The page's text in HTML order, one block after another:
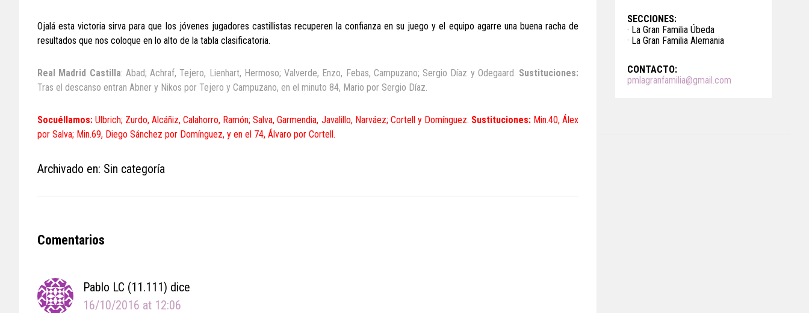
Ojalá esta victoria sirva para que los jóvenes jugadores castillistas recuperen la confianza en su juego y el equipo agarre una buena racha de
resultados que nos coloque en lo alto de la tabla clasificatoria.
Real Madrid Castilla: Abad; Achraf, Tejero, Lienhart, Hermoso; Valverde, Enzo, Febas, Campuzano; Sergio Díaz y Odegaard. Sustituciones:
Tras el descanso entran Abner y Nikos por Tejero y Campuzano, en el minuto 84, Mario por Sergio Díaz.
Socuéllamos: Ulbrich; Zurdo, Alcáñiz, Calahorro, Ramón; Salva, Garmendia, Javalillo, Narváez; Cortell y Domínguez. Sustituciones:Min.40, Álex
por Salva; Min.69, Diego Sánchez por Domínguez, y en el 74, Álvaro por Cortell.
Archivado en: Sin categoría
Reader
Comentarios
Pablo LC (11.111) dice
16/10/2016 at 12:06
SECCIONES:
· La Gran Familia Úbeda
· La Gran Familia Alemania
CONTACTO:
pmlagranfamilia@gmail.com